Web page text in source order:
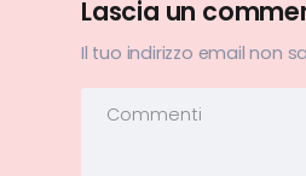
Lascia un
Il tuo indirizzo email non